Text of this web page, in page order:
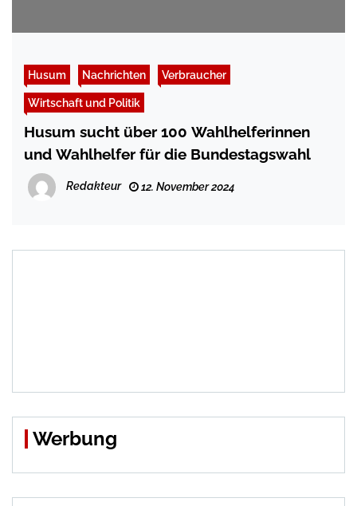
Husum Nachrichten Verbraucher
Wirtschaft und Politik
Husum sucht über 100 Wahlhelferinnen
und Wahlhelfer für die Bundestagswahl
Redakteur 12. November 2024
Werbung